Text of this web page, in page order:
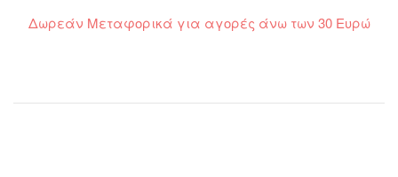
Δωρεάν Μεταφορικά για αγορές άνω των 30 Ευρώ